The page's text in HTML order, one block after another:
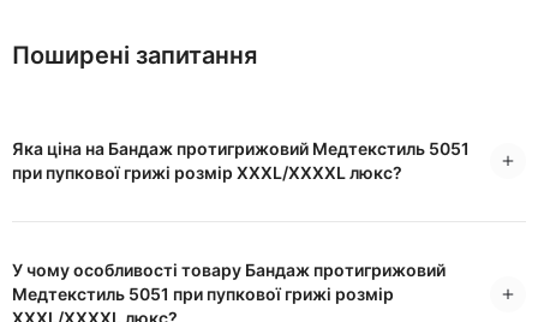
Поширені запитання
Яка ціна на Бандаж протигрижовий Медтекстиль 5051
при пупкової грижі розмір XXXL/XXXXL люкс?
У чому особливості товару Бандаж протигрижовий
Медтекстиль 5051 при пупкової грижі розмір